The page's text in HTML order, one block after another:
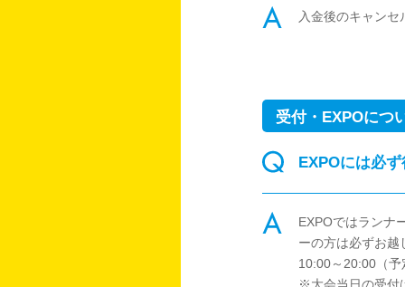
入金後のキャン
受付・EXPOにつ
EXPOには必
EXPOではランナ
ーの方は必ずお
10:00～20:00（